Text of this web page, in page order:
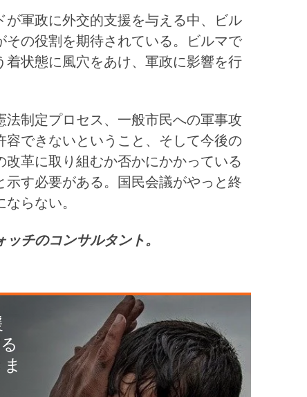
軍政に外交的支援を与える中、ビル
の役割を期待されている。ビルマで
状態に風穴をあけ、軍政に影響を行
制定プロセス、一般市民への軍事攻
できないということ、そして今後の
革に取り組むか否かにかかっている
す必要がある。国民会議がやっと終
らない。
チのコンサルタント。